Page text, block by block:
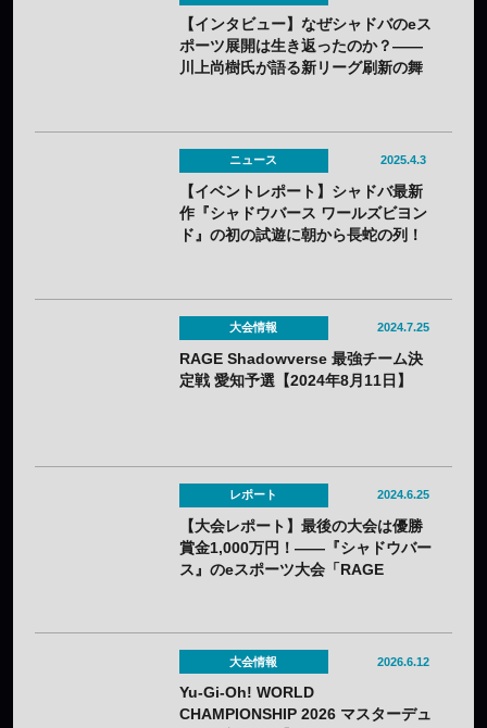
【インタビュー】なぜシャドバのeス
ポーツ展開は生き返ったのか？——
川上尚樹氏が語る新リーグ刷新の舞
ニュース 2025.4.3
【イベントレポート】シャドバ最新
作『シャドウバース ワールズビヨン
ド』の初の試遊に朝から長蛇の列！
大会情報 2024.7.25
RAGE Shadowverse 最強チーム決
定戦 愛知予選【2024年8月11日】
レポート 2024.6.25
【大会レポート】最後の大会は優勝
賞金1,000万円！——『シャドウバー
ス』のeスポーツ大会「RAGE
選手が優勝し30回目の節目の大会で
有終の美を飾る！
大会情報 2026.6.12
Yu-Gi-Oh! WORLD
CHAMPIONSHIP 2026 マスターデュ